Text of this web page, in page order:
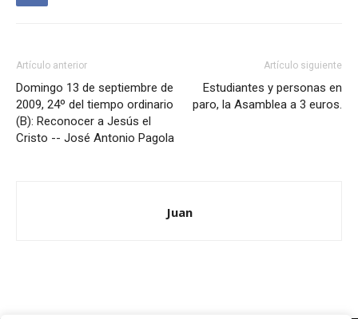
Artículo anterior
Domingo 13 de septiembre de
2009, 24º del tiempo ordinario
(B): Reconocer a Jesús el
Cristo -- José Antonio Pagola
Artículo siguiente
Estudiantes y personas en
paro, la Asamblea a 3 euros.
Juan